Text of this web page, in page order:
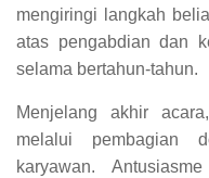
mengiringi langkah
atas pengabdian dan
selama bertahun-tahun.
Menjelang akhir
melalui pembagian
karyawan.